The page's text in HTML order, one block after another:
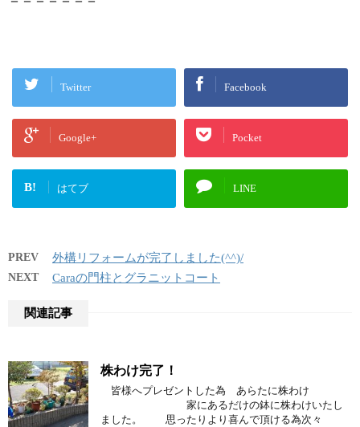
Twitter Facebook
Google+ Pocket
B! はてブ LINE
PREV 外構リフォームが完了しました(^^)/
NEXT Caraの門柱とグラニットコート
関連記事
株わけ完了！
皆様へプレゼントした為 あらたに株わけ
家にあるだけの鉢に株わけいたし
ました。 思ったりより喜んで頂ける為次々